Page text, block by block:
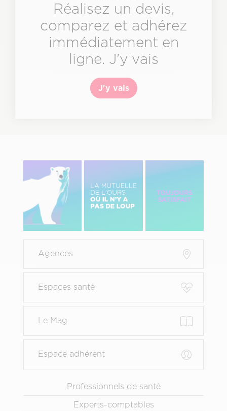
Réalisez un devis,
comparez et adhérez
immédiatement en
ligne. J'y vais
J'y vais
gauche
Pied
page
principal
Agences
Espaces santé
Le Mag
Espace adhérent
Professionnels de santé
Experts-comptables